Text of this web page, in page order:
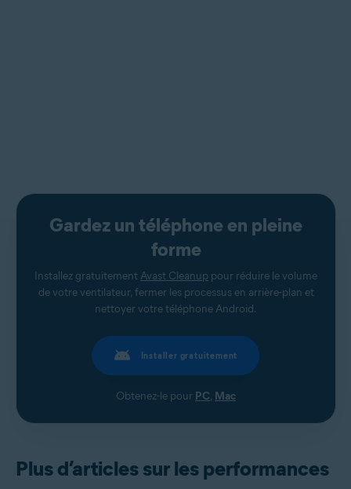
Gardez un téléphone en pleine
forme
Installez gratuitement Avast Cleanup pour réduire le volume
de votre ventilateur, fermer les processus en arrière-plan et
nettoyer votre téléphone Android.
Installer gratuitement
Obtenez-le pour PC, Mac
Plus d’articles sur les performances